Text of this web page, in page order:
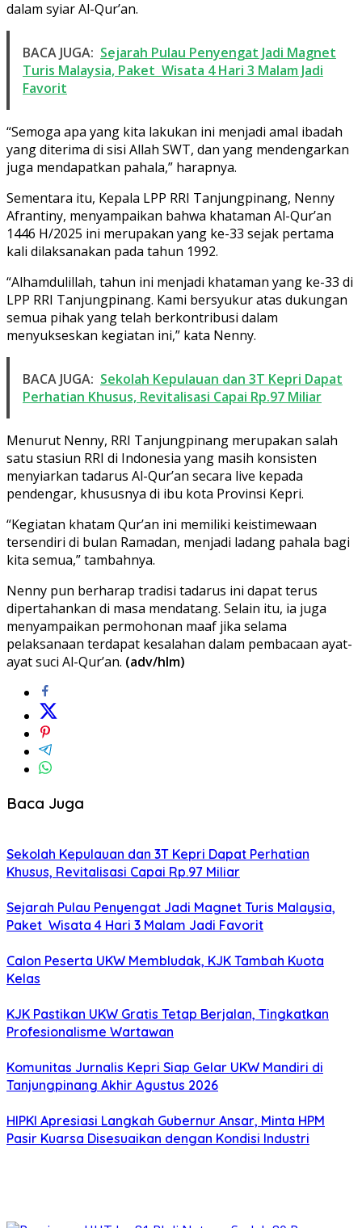
dalam syiar Al-Qur’an.
BACA JUGA: Sejarah Pulau Penyengat Jadi Magnet
Turis Malaysia, Paket Wisata 4 Hari 3 Malam Jadi
Favorit
“Semoga apa yang kita lakukan ini menjadi amal ibadah
yang diterima di sisi Allah SWT, dan yang mendengarkan
juga mendapatkan pahala,” harapnya.
Sementara itu, Kepala LPP RRI Tanjungpinang, Nenny
Afrantiny, menyampaikan bahwa khataman Al-Qur’an
1446 H/2025 ini merupakan yang ke-33 sejak pertama
kali dilaksanakan pada tahun 1992.
“Alhamdulillah, tahun ini menjadi khataman yang ke-33 di
LPP RRI Tanjungpinang. Kami bersyukur atas dukungan
semua pihak yang telah berkontribusi dalam
menyukseskan kegiatan ini,” kata Nenny.
BACA JUGA: Sekolah Kepulauan dan 3T Kepri Dapat
Perhatian Khusus, Revitalisasi Capai Rp.97 Miliar
Menurut Nenny, RRI Tanjungpinang merupakan salah
satu stasiun RRI di Indonesia yang masih konsisten
menyiarkan tadarus Al-Qur’an secara live kepada
pendengar, khususnya di ibu kota Provinsi Kepri.
“Kegiatan khatam Qur’an ini memiliki keistimewaan
tersendiri di bulan Ramadan, menjadi ladang pahala bagi
kita semua,” tambahnya.
Nenny pun berharap tradisi tadarus ini dapat terus
dipertahankan di masa mendatang. Selain itu, ia juga
menyampaikan permohonan maaf jika selama
pelaksanaan terdapat kesalahan dalam pembacaan ayat-
ayat suci Al-Qur’an. (adv/hlm)
Baca Juga
Sekolah Kepulauan dan 3T Kepri Dapat Perhatian
Khusus, Revitalisasi Capai Rp.97 Miliar
Sejarah Pulau Penyengat Jadi Magnet Turis Malaysia,
Paket Wisata 4 Hari 3 Malam Jadi Favorit
Calon Peserta UKW Membludak, KJK Tambah Kuota
Kelas
KJK Pastikan UKW Gratis Tetap Berjalan, Tingkatkan
Profesionalisme Wartawan
Komunitas Jurnalis Kepri Siap Gelar UKW Mandiri di
Tanjungpinang Akhir Agustus 2026
HIPKI Apresiasi Langkah Gubernur Ansar, Minta HPM
Pasir Kuarsa Disesuaikan dengan Kondisi Industri